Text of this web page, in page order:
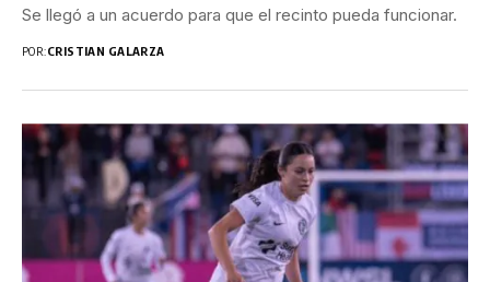
Se llegó a un acuerdo para que el recinto pueda funcionar.
POR:CRISTIAN GALARZA